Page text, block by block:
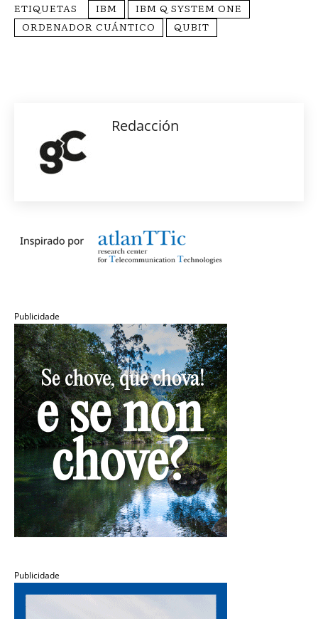
ETIQUETAS IBM
IBM Q SYSTEM ONE
ORDENADOR CUÁNTICO
QUBIT
Redacción
Publicidade
Publicidade